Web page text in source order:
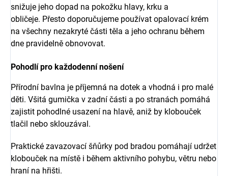
snižuje jeho dopad na pokožku hlavy, krku a
obličeje. Přesto doporučujeme používat opalovací krém
na všechny nezakryté části těla a jeho ochranu během
dne pravidelně obnovovat.
Pohodlí pro každodenní nošení
Přírodní bavlna je příjemná na dotek a vhodná i pro malé
děti. Všitá gumička v zadní části a po stranách pomáhá
zajistit pohodlné usazení na hlavě, aniž by klobouček
tlačil nebo sklouzával.
Praktické zavazovací šňůrky pod bradou pomáhají udržet
klobouček na místě i během aktivního pohybu, větru nebo
hraní na hřišti.